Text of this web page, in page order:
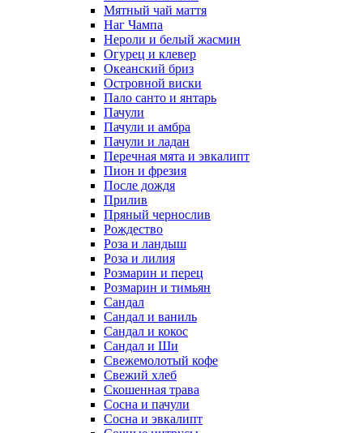
Мятный чай маття
Наг Чампа
Нероли и белый жасмин
Огурец и клевер
Океанский бриз
Островной виски
Пало санто и янтарь
Пачули
Пачули и амбра
Пачули и ладан
Перечная мята и эвкалипт
Пион и фрезия
После дождя
Прилив
Пряный чернослив
Рождество
Роза и ландыш
Роза и лилия
Розмарин и перец
Розмарин и тимьян
Сандал
Сандал и ваниль
Сандал и кокос
Сандал и Ши
Свежемолотый кофе
Свежий хлеб
Скошенная трава
Сосна и пачули
Сосна и эвкалипт